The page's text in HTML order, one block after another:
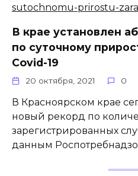
В крае установлен
по суточному
Covid-19
20 октября, 2021 0
В Красноярском крае
новый рекорд по
зарегистрированных
данным